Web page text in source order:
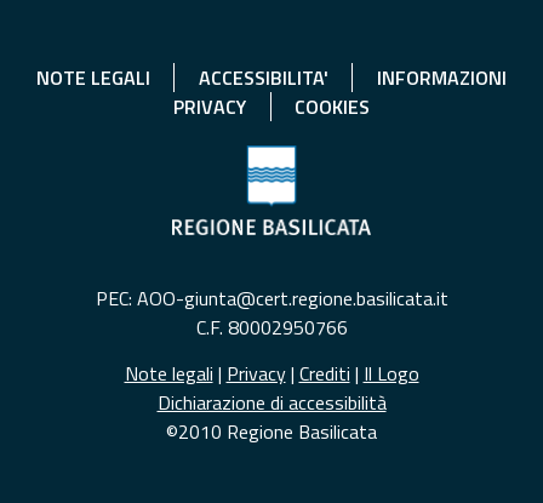
NOTE LEGALI ACCESSIBILITA'
INFORMAZIONI
PRIVACY
COOKIES
PEC: AOO-giunta@cert.regione.basilicata.it
C.F. 80002950766
Note legali | Privacy| Crediti | Il Logo
Dichiarazione di accessibilità
©2010 Regione Basilicata